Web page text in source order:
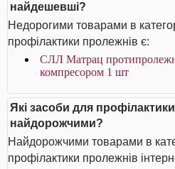
найдешевші?
Недорогими товарами в
профілактики пролежнів є:
СЛЛ Матрац
компресором 1 шт
Які засоби для
найдорожчими?
Найдорожчими товарами в
профілактики пролежнів